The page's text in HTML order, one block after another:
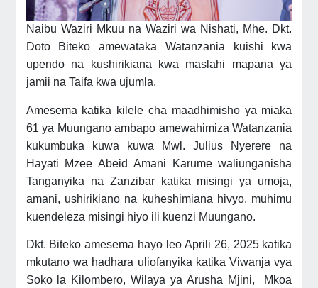
Naibu Waziri Mkuu na Waziri wa Nishati, Mhe. Dkt.
Doto Biteko amewataka Watanzania kuishi kwa
upendo na kushirikiana kwa maslahi mapana ya
jamii na Taifa kwa ujumla.
Amesema katika kilele cha maadhimisho ya miaka
61 ya Muungano ambapo amewahimiza Watanzania
kukumbuka kuwa kuwa Mwl. Julius Nyerere na
Hayati Mzee Abeid Amani Karume waliunganisha
Tanganyika na Zanzibar katika misingi ya umoja,
amani, ushirikiano na kuheshimiana hivyo, muhimu
kuendeleza misingi hiyo ili kuenzi Muungano.
Dkt. Biteko amesema hayo leo Aprili 26, 2025 katika
mkutano wa hadhara uliofanyika katika Viwanja vya
Soko la Kilombero, Wilaya ya Arusha Mjini, Mkoa